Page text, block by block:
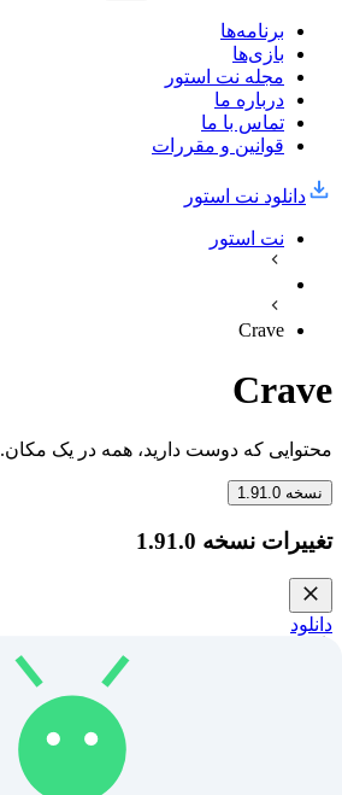
برنامه‌ها
بازی‌ها
مجله نت استور
درباره ما
تماس با ما
قوانین و مقررات
دانلود نت‌ استور
نت استور
Crave
Crave
محتوایی که دوست دارید، همه در یک مکان.
نسخه 1.91.0
تغییرات نسخه 1.91.0
دانلود